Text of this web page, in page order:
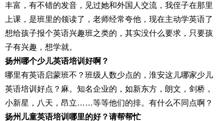
丰富，有不错的发音，见过她和外国人交流，我侄子在那里
上课，是班里的领读了，老师经常夸他，现在主动学英语了
想给孩子报个英语兴趣班之类的，其实没什么要求，只要孩
子有兴趣，想学就。
扬州哪个少儿英语培训好啊？
哪里有英语启蒙班不？班级人数少点的，淮安这儿哪家少儿
英语培训好点？麻。知名企业的，如新东方，朗文，剑桥，
小新星，八天，昂立……等等他们的排。有什么不同点啊？
扬州儿童英语培训哪里的好？请帮帮忙